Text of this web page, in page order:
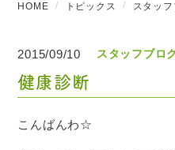
HOME トピックス スタッ
2015/09/10 スタッフブロ
健康診断
こんばんわ☆